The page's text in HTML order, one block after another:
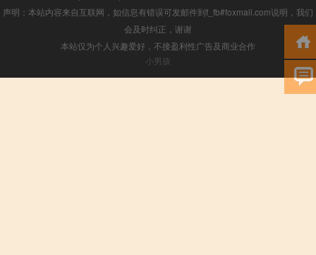
声明：本站内容来自互联网，如信息有错误可发邮件到f_fb#foxmail.com说明，我们
会及时纠正，谢谢
本站仅为个人兴趣爱好，不接盈利性广告及商业合作
小男孩